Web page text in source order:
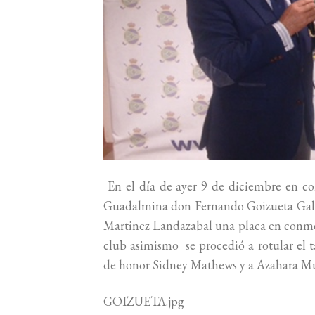
En el día de ayer 9 de diciembre en
Guadalmina don Fernando Goizueta
Martinez Landazabal una placa en
club asimismo se procedió a rotular el
de honor Sidney Mathews y a Azahara
GOIZUETA.jpg